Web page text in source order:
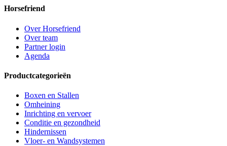
Horsefriend
Over Horsefriend
Over team
Partner login
Agenda
Productcategorieën
Boxen en Stallen
Omheining
Inrichting en vervoer
Conditie en gezondheid
Hindernissen
Vloer- en Wandsystemen